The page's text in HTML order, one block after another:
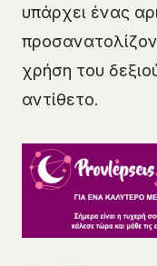
υπάρχει ένας
χρήση του
αντίθετο.